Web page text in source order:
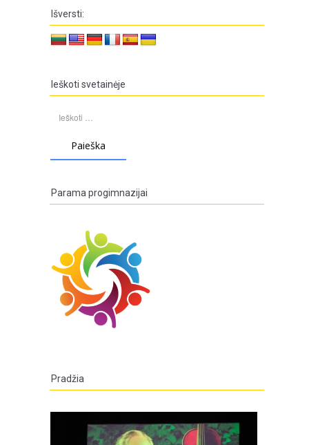
Išversti:
Ieškoti svetainėje
Parama progimnazijai
Pradžia